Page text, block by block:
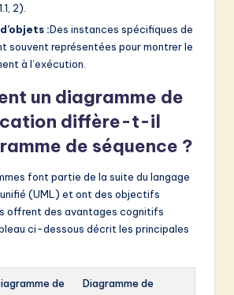
2).
:Des instances spécifiques de
souvent représentées pour montrer le
à l’exécution.
un diagramme de
diffère-t-il
de séquence ?
font partie de la suite du langage
(UML) et ont des objectifs
offrent des avantages cognitifs
ci-dessous décrit les principales
de
Diagramme de